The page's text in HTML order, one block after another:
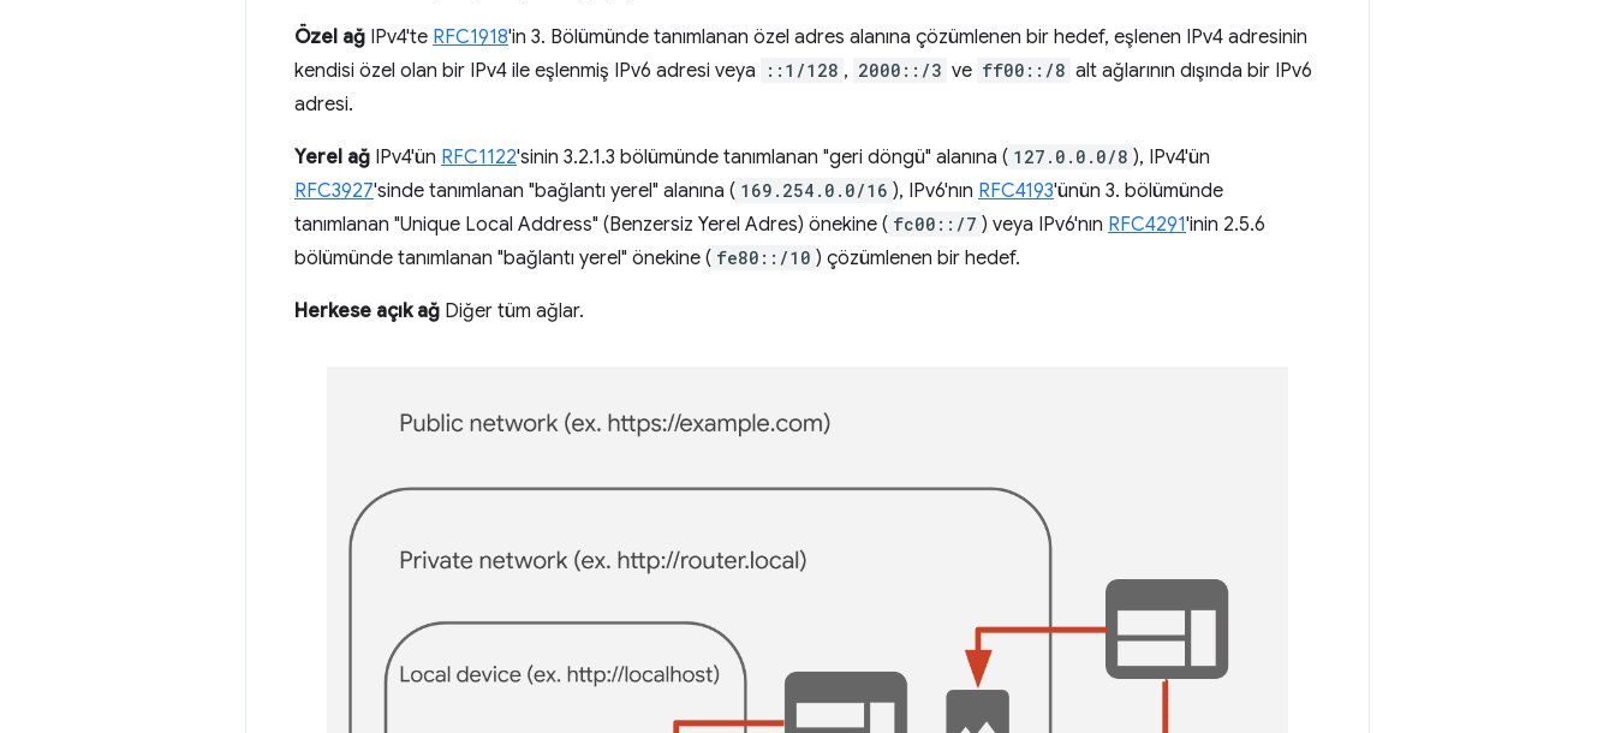
Özel ağ IPv4'te RFC1918'in 3. Bölümünde tanımlanan özel adres alanına çözümlenen bir hedef, eşlenen IPv4 adresinin
kendisi özel olan bir IPv4 ile eşlenmiş IPv6 adresi veya
::1/128 , 2000::/3 ve ff00::/8 alt ağlarının dışında bir IPv6
adresi.
Yerel ağ IPv4'ün RFC1122'sinin 3.2.1.3 bölümünde tanımlanan "geri döngü" alanına ( 127.0.0.0/8 ), IPv4'ün
RFC3927'sinde tanımlanan "bağlantı yerel" alanına ( 169.254.0.0/16 ), IPv6'nın RFC4193'ünün 3. bölümünde
tanımlanan "Unique Local Address" (Benzersiz Yerel Adres) önekine ( fc00::/7 ) veya IPv6'nın RFC4291'inin 2.5.6
bölümünde tanımlanan "bağlantı yerel" önekine ( fe80::/10 ) çözümlenen bir hedef.
Herkese açık ağ Diğer tüm ağlar.